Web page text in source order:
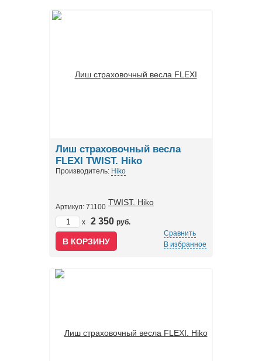
Лиш страховочный весла
FLEXI TWIST. Hiko
Производитель: Hiko
Артикул: 71100
x
2 350 руб.
Сравнить
В избранное